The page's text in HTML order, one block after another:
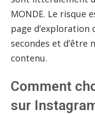
MONDE. Le risque
page d’exploration
secondes et d’être
contenu.
Comment
sur